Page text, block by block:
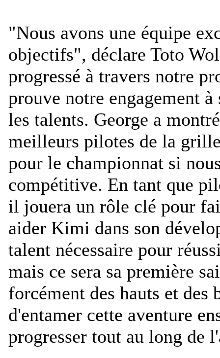
"Nous avons une équipe
objectifs", déclare Toto
progressé à travers notre
prouve notre engagement
les talents. George a
meilleurs pilotes de la
pour le championnat si
compétitive. En tant que
il jouera un rôle clé pour
aider Kimi dans son
talent nécessaire pour
mais ce sera sa première
forcément des hauts et des
d'entamer cette aventure
progresser tout au long de